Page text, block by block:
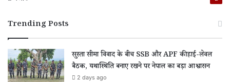
Trending Posts
सुस्ता सीमा विवाद के बीच SSB और APF की हाई-लेवल
बैठक, यथास्थिति बनाए रखने पर नेपाल का बड़ा आश्वासन
2 days ago